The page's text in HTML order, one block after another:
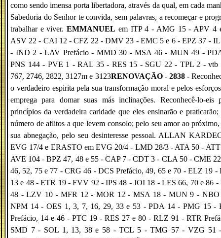
como sendo imensa porta libertadora, através da qual, em cada
Sabedoria do Senhor te convida, sem palavras, a recomeçar e
trabalhar e viver.EMMANUEL em ITP 4 - AMG 15 - APV 4
ASV 22 - CAI 12 - CFZ 22 - DMV 23 - EMC 5 e 6 - EPZ 37 -
- IND 2 - LAV Prefácio - MMD 30 - MSA 46 - MUN 49 -
PNS 144 - PVE 1 - RAL 35 - RES 15 - SGU 22 - TPL 2 - vtb
767, 2746, 2822, 3127m e 3123RENOVAÇÃO- 2838-
o verdadeiro espírita pela sua transformação moral e pelos
emprega para domar suas más inclinações. Reconhecê-lo-eis
princípios da verdadeira caridade que eles ensinarão e praticarão;
número de aflitos a que levem consolo; pelo seu amor ao
sua abnegação, pelo seu desinteresse pessoal. ALLAN
EVG 17/4 e ERASTO em EVG 20/4 - LMD 28/3 - ATA 50 -
AVE 104 - BPZ 47, 48 e 55 - CAP 7 - CDT 3 - CLA 50 - CME
46, 52, 75 e 77 - CRG 46 - DCS Prefácio, 49, 65 e 70 - ELZ 19 -
13 e 48 - ETR 19 - FVV 92 - IPS 48 - JOI 18 - LES 66, 70 e 86 -
48 - LZV 10 - MFR 12 - MOR 12 - MSA 18 - MUN 9 - NBO
NPM 14 - OES 1, 3, 7, 16, 29, 33 e 53 - PDA 14 - PMG 15 -
Prefácio, 14 e 46 - PTC 19 - RES 27 e 80 - RLZ 91 - RTR
SMD 7 - SOL 1, 13, 38 e 58 - TCL 5 - TMG 57 - VZG 51